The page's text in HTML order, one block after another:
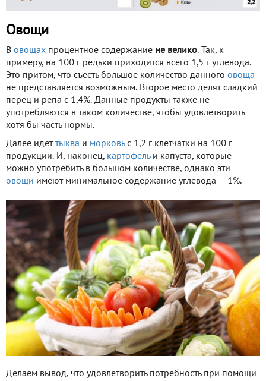
Овощи
В овощах процентное содержание не велико. Так, к
примеру, на 100 г редьки приходится всего 1,5 г углевода.
Это притом, что съесть большое количество данного овоща
не представляется возможным. Второе место делят сладкий
перец и репа с 1,4%. Данные продукты также не
употребляются в таком количестве, чтобы удовлетворить
хотя бы часть нормы.
Далее идёт тыква и морковьс 1,2 г клетчатки на 100 г
продукции. И, наконец, картофельи капуста, которые
можно употребить в большом количестве, однако эти
овощи имеют минимальное содержание углевода — 1%.
Делаем вывод, что удовлетворить потребность при помощи